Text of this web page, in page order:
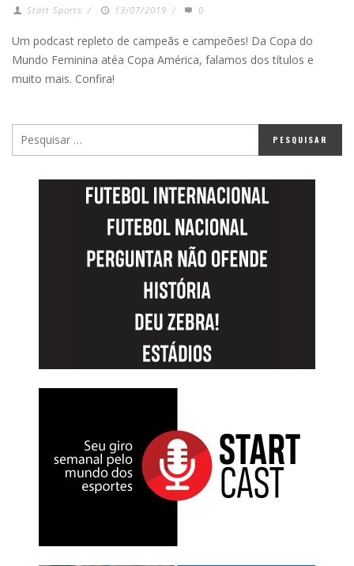
Start Sports / 13/07/2019 / 0
Um podcast repleto de campeãs e campeões! Da Copa do
Mundo Feminina atéa Copa América, falamos dos títulos e
muito mais. Confira!